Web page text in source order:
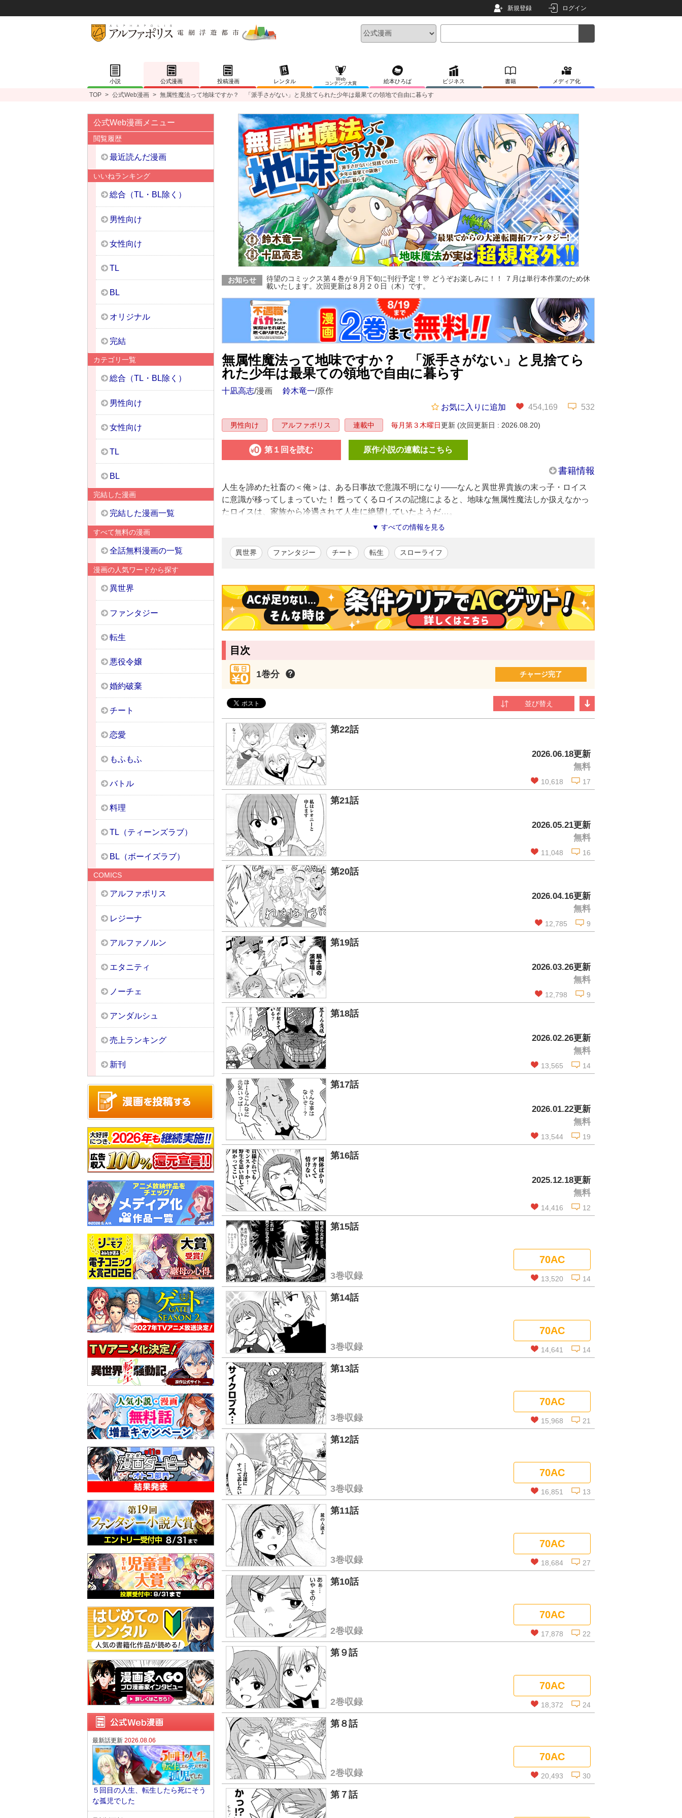
新規登録 ログイン
小説 公式漫画 投稿漫画 レンタル
Web
コンテンツ大賞
絵本ひろば ビジネス 書籍 メディア化
TOP > 公式Web漫画 > 無属性魔法って地味ですか？ 「派手さがない」と見捨てられた少年は最果ての領地で自由に暮らす
お知らせ
待望のコミックス第４巻が９月下旬に刊行予定！🎊 どうぞお楽しみに！！ ７月は単行本作業のため休
載いたします。次回更新は８月２０日（木）です。
無属性魔法って地味ですか？ 「派手さがない」と見捨てら
れた少年は最果ての領地で自由に暮らす
十凪高志/漫画 鈴木竜一/原作
お気に入りに追加
454,169 532
男性向け アルファポリス 連載中 毎月第３木曜日更新 (次回更新日 : 2026.08.20)
第１回を読む 原作小説の連載はこちら
書籍情報
人生を諦めた社畜の＜俺＞は、ある日事故で意識不明になり――なんと異世界貴族の末っ子・ロイス
に意識が移ってしまっていた！ 甦ってくるロイスの記憶によると、地味な無属性魔法しか扱えなかっ
たロイスは、家族から冷遇されて人生に絶望していたようだ…。
「今度こそ人生をやり直すんだ！」 そう決意した俺は、父親を説得して無人の辺境領地を譲り受け、
万能すぎる無属性魔法を駆使した、最果てからの大逆転開拓ファンタジー、待望のコミカライズ‼
VRとLARPを愛する漫画家。代表作は、「ゼロスキルの料理番」（KADOKAWA）、「妖怪ごはん ～神饌の料理
人～」（Cygames）など。生き生きとしたキャラクター描写力で、軽妙なかけ合いからじんわりするドラマま
で幅広く描きこなす実力派。オカルトや伝奇にも造詣が深く、「長者屋敷の寝られぬ座敷」にて佐々木喜善賞受
賞。
鈴木竜一/原作
愛知県在住。趣味は野球観戦。Webで作品を多数執筆し、2019年に出版デビュー。『無名の三流テイマーは王
都のはずれでのんびり暮らす ～でも、国家の要職に就く弟子たちがなぜか頼ってきます～』『工芸職人《クラ
フトマン》はセカンドライフを謳歌する』『破滅する悪役女帝（推し）の婚約者に転生しました。』（いずれも
アルファポリス刊）など著書多数。コミカライズ作品も多く手がけている。
▼ すべての情報を見る
異世界 ファンタジー チート 転生 スローライフ
目次
1巻分 チャージ完了
第22話
2026.06.18更新
無料
10,618 17
第21話
2026.05.21更新
無料
11,048 16
第20話
2026.04.16更新
無料
12,785 9
第19話
2026.03.26更新
無料
12,798 9
第18話
2026.02.26更新
無料
13,565 14
第17話
2026.01.22更新
無料
13,544 19
第16話
2025.12.18更新
無料
14,416 12
コメントを見る
第15話
70AC
13,520 14
3巻収録
コメントを見る
第14話
70AC
14,641 14
3巻収録
コメントを見る
第13話
70AC
15,968 21
3巻収録
コメントを見る
第12話
70AC
16,851 13
3巻収録
コメントを見る
第11話
70AC
18,684 27
3巻収録
コメントを見る
第10話
70AC
17,878 22
2巻収録
コメントを見る
第９話
70AC
18,372 24
2巻収録
コメントを見る
第８話
70AC
20,493 30
2巻収録
第７話
公式Web漫画メニュー
閲覧履歴
最近読んだ漫画
いいねランキング
総合（TL・BL除く）
男性向け
女性向け
TL
BL
オリジナル
完結
カテゴリ一覧
総合（TL・BL除く）
男性向け
女性向け
TL
BL
完結した漫画
完結した漫画一覧
すべて無料の漫画
全話無料漫画の一覧
漫画の人気ワードから探す
異世界
ファンタジー
転生
悪役令嬢
婚約破棄
チート
恋愛
もふもふ
バトル
料理
TL（ティーンズラブ）
BL（ボーイズラブ）
COMICS
アルファポリス
レジーナ
アルファノルン
エタニティ
ノーチェ
アンダルシュ
売上ランキング
新刊
最新話更新 2026.08.06
５回目の人生、転生したら死にそう
な孤児でした